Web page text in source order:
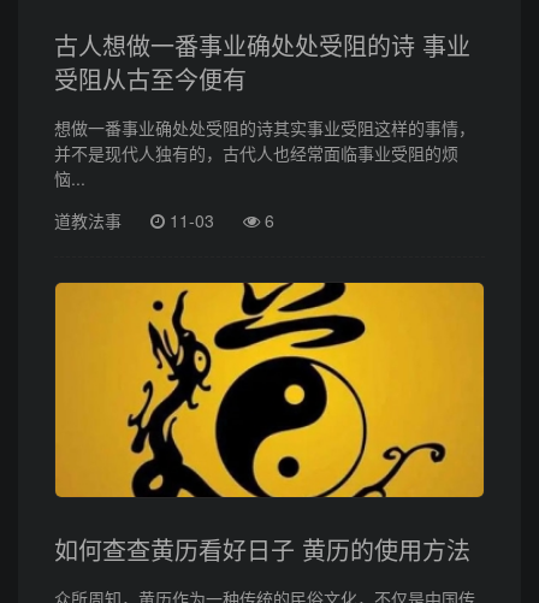
古人想做一番事业确处处受阻的诗 事业
受阻从古至今便有
想做一番事业确处处受阻的诗其实事业受阻这样的事情，
并不是现代人独有的，古代人也经常面临事业受阻的烦
恼...
道教法事
11-03 6
如何查查黄历看好日子 黄历的使用方法